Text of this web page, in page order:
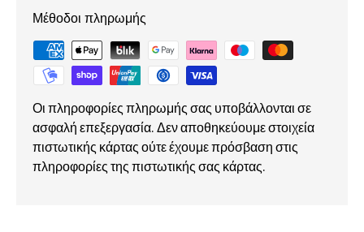
Μέθοδοι πληρωμής
Οι πληροφορίες πληρωμής σας υποβάλλονται σε
ασφαλή επεξεργασία. Δεν αποθηκεύουμε στοιχεία
πιστωτικής κάρτας ούτε έχουμε πρόσβαση στις
πληροφορίες της πιστωτικής σας κάρτας.